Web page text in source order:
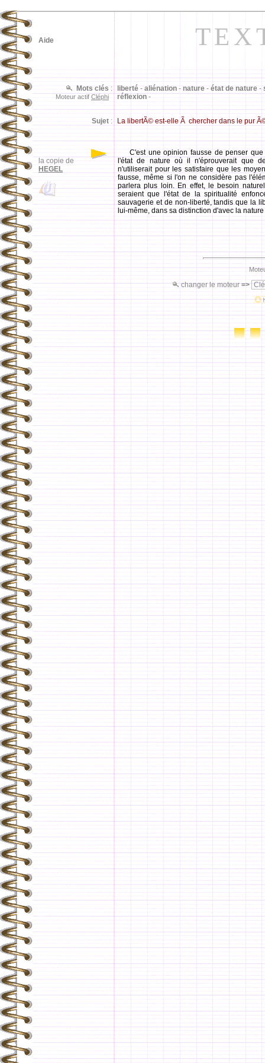
la copie de
HEGEL
liberté - aliénation - nature - état de nature -
réflexion -
Mots clés :
Moteur actif Cléphi
Sujet : La libertÃ© est-elle Ã chercher dans le pur
Aide
C'est une opinion fausse de penser
l'état de nature où il n'éprouverait que
n'utiliserait pour les satisfaire que les
fausse, même si l'on ne considère pas
parlera plus loin. En effet, le besoin
seraient que l'état de la spiritualité
sauvagerie et de non-liberté, tandis que la
lui-même, dans sa distinction d'avec la
changer le moteur=>